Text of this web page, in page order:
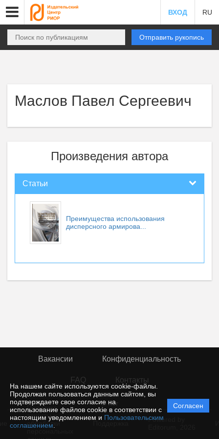
На нашем сайте используются cookie-файлы.
Продолжая пользоваться данным сайтом, вы
подтверждаете свое согласие на
использование файлов cookie в соответствии с
настоящим уведомлением и Пользовательским
соглашением
Согласен
ВХОД RU
Отправить рукопись
Маслов Павел Сергеевич
Произведения автора
Статьи
Преимущества использования
дисперсного армирова...
Вакансии Конфиденциальность
FAQ Контакты
© rior
Политика
защиты и
обработки
Powered by